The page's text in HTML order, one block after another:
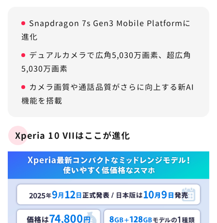
Snapdragon 7s Gen3 Mobile Platformに
進化
デュアルカメラで広角5,030万画素、超広角
5,030万画素
カメラ画質や通話品質がさらに向上する新AI
機能を搭載
Xperia 10 VIIはここが進化